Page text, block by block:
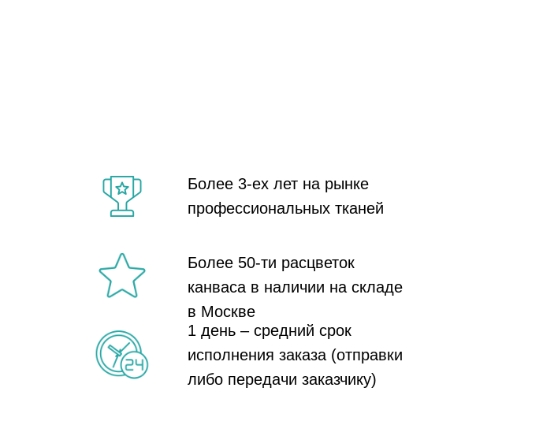
Более 3-ех лет на рынке
профессиональных тканей
Более 50-ти расцветок
канваса в наличии на складе
в Москве
1 день – средний срок
исполнения заказа (отправки
либо передачи заказчику)